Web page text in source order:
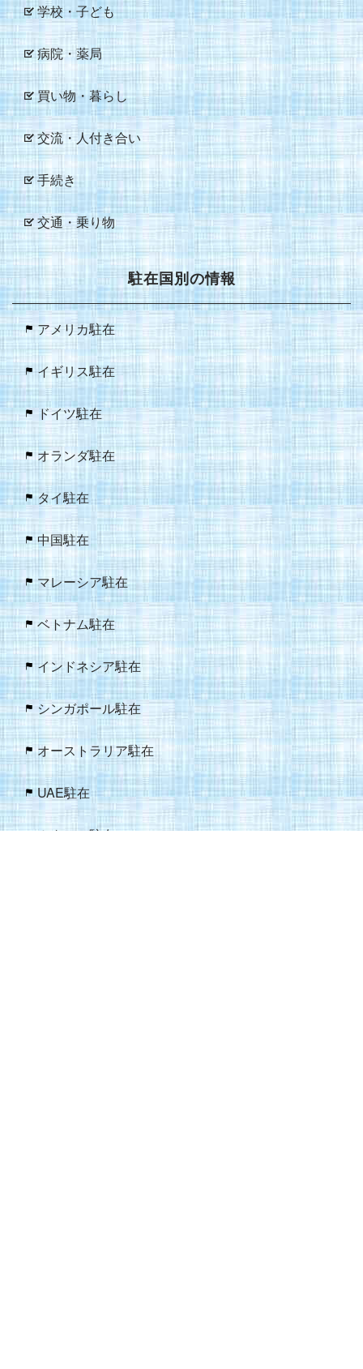
学校・子ども
病院・薬局
買い物・暮らし
交流・人付き合い
手続き
交通・乗り物
駐在国別の情報
アメリカ駐在
イギリス駐在
ドイツ駐在
オランダ駐在
タイ駐在
中国駐在
マレーシア駐在
ベトナム駐在
インドネシア駐在
シンガポール駐在
オーストラリア駐在
UAE駐在
カタール駐在